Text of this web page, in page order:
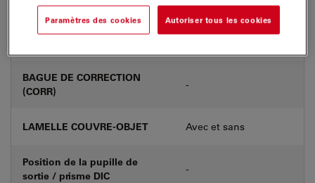
BAGUE DE CORRECTION
(CORR)
-
LAMELLE COUVRE-OBJET Avec et sans
Position de la pupille de
sortie / prisme DIC
-
Paramètres des cookies Autoriser tous les cookies